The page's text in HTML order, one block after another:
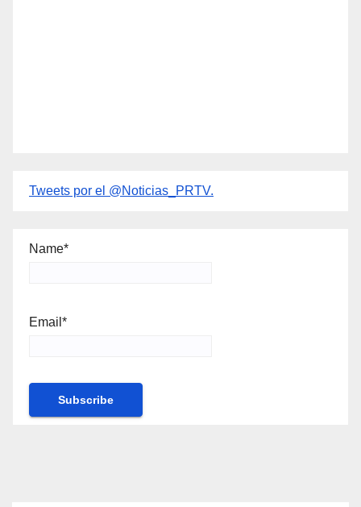
Tweets por el @Noticias_PRTV.
Name*
Email*